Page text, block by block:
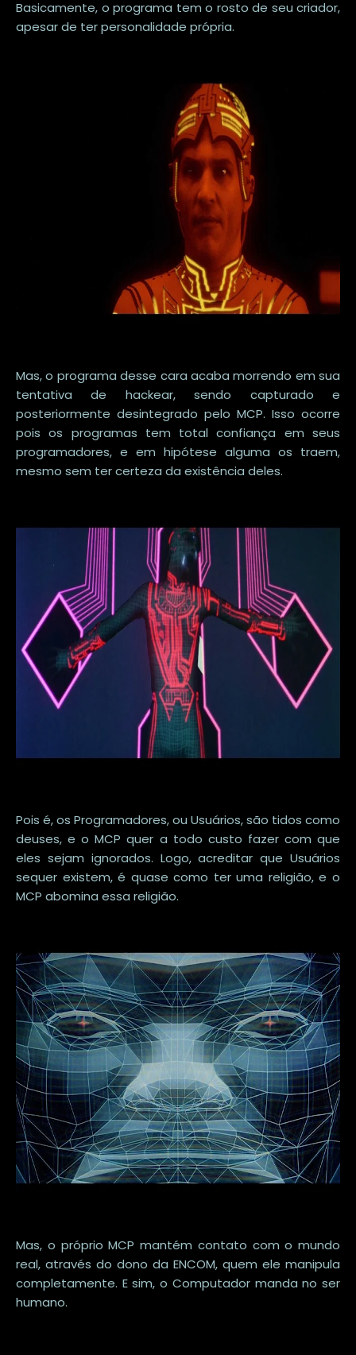
Basicamente, o programa tem o rosto de seu criador,
apesar de ter personalidade própria.
Mas, o programa desse cara acaba morrendo em sua
tentativa de hackear, sendo capturado e
posteriormente desintegrado pelo MCP. Isso ocorre
pois os programas tem total confiança em seus
programadores, e em hipótese alguma os traem,
mesmo sem ter certeza da existência deles.
Pois é, os Programadores, ou Usuários, são tidos como
deuses, e o MCP quer a todo custo fazer com que
eles sejam ignorados. Logo, acreditar que Usuários
sequer existem, é quase como ter uma religião, e o
MCP abomina essa religião.
Mas, o próprio MCP mantém contato com o mundo
real, através do dono da ENCOM, quem ele manipula
completamente. E sim, o Computador manda no ser
humano.